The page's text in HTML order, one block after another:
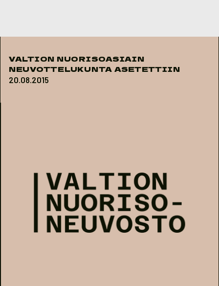
VALTION NUORISOASIAIN
NEUVOTTELUKUNTA ASETETTIIN
20.08.2015